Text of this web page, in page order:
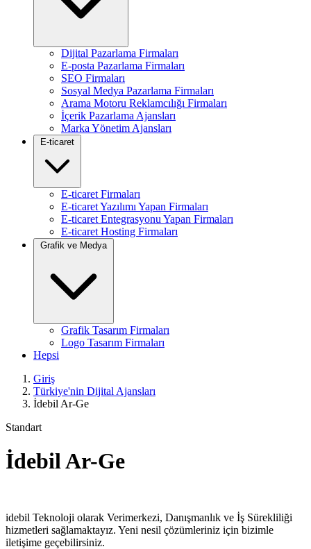
Dijital Pazarlama Firmaları
E-posta Pazarlama Firmaları
SEO Firmaları
Sosyal Medya Pazarlama Firmaları
Arama Motoru Reklamcılığı Firmaları
İçerik Pazarlama Ajansları
Marka Yönetim Ajansları
E-ticaret
E-ticaret Firmaları
E-ticaret Yazılımı Yapan Firmaları
E-ticaret Entegrasyonu Yapan Firmaları
E-ticaret Hosting Firmaları
Grafik ve Medya
Grafik Tasarım Firmaları
Logo Tasarım Firmaları
Hepsi
Giriş
Türkiye'nin Dijital Ajansları
İdebil Ar-Ge
Standart
İdebil Ar-Ge
idebil Teknoloji olarak Verimerkezi, Danışmanlık ve İş Sürekliliği
hizmetleri sağlamaktayız. Yeni nesil çözümleriniz için bizimle
iletişime geçebilirsiniz.